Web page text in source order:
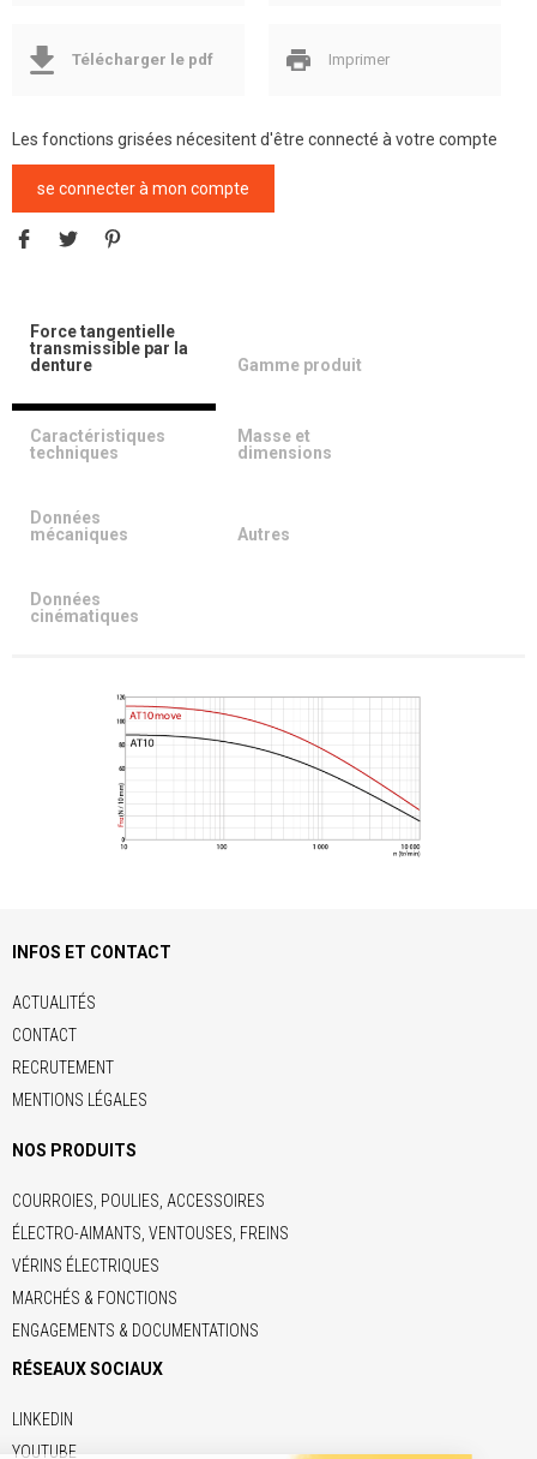
Télécharger le pdf Imprimer
Les fonctions grisées nécesitent d'être connecté à votre compte
se connecter à mon compte
Force tangentielle
transmissible par la
denture
Gamme produit
Caractéristiques
techniques
Masse et
dimensions
Données
mécaniques
Autres
Données
cinématiques
INFOS ET CONTACT
ACTUALITÉS
CONTACT
RECRUTEMENT
MENTIONS LÉGALES
NOS PRODUITS
COURROIES, POULIES, ACCESSOIRES
ÉLECTRO-AIMANTS, VENTOUSES, FREINS
VÉRINS ÉLECTRIQUES
MARCHÉS & FONCTIONS
ENGAGEMENTS & DOCUMENTATIONS
RÉSEAUX SOCIAUX
LINKEDIN
YOUTUBE